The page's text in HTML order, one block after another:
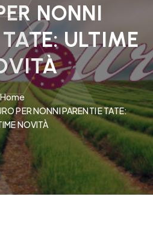
NONNI
ULTIME
Home
PER NONNI PARENTI E TATE:
NOVITÀ